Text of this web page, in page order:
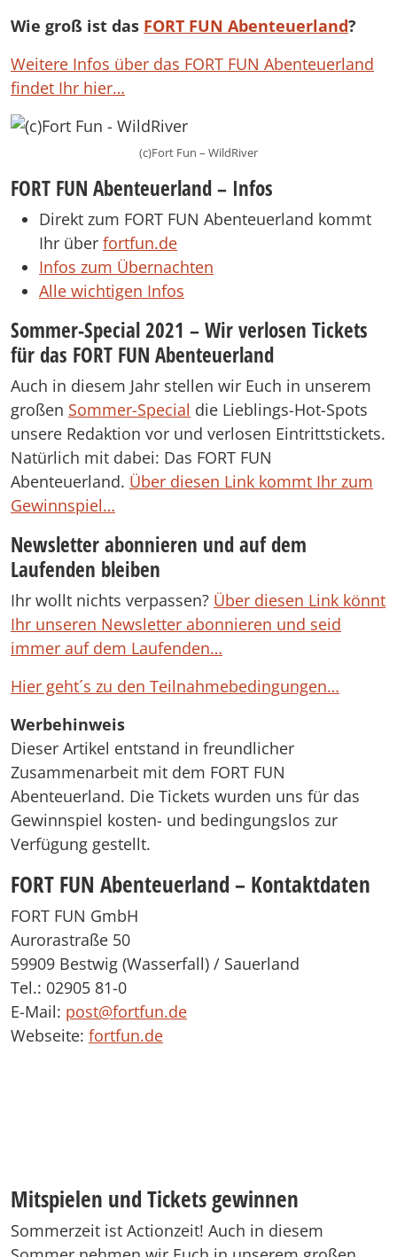
Wie groß ist das FORT FUN Abenteuerland?
Weitere Infos über das FORT FUN Abenteuerland
findet Ihr hier…
(c)Fort Fun – WildRiver
FORT FUN Abenteuerland – Infos
Direkt zum FORT FUN Abenteuerland kommt
Ihr über fortfun.de
Infos zum Übernachten
Alle wichtigen Infos
Sommer-Special 2021 – Wir verlosen Tickets
für das FORT FUN Abenteuerland
Auch in diesem Jahr stellen wir Euch in unserem
großen Sommer-Special die Lieblings-Hot-Spots
unsere Redaktion vor und verlosen Eintrittstickets.
Natürlich mit dabei: Das FORT FUN
Abenteuerland. Über diesen Link kommt Ihr zum
Gewinnspiel…
Newsletter abonnieren und auf dem
Laufenden bleiben
Ihr wollt nichts verpassen? Über diesen Link könnt
Ihr unseren Newsletter abonnieren und seid
immer auf dem Laufenden…
Hier geht´s zu den Teilnahmebedingungen…
Werbehinweis
Dieser Artikel entstand in freundlicher
Zusammenarbeit mit dem FORT FUN
Abenteuerland. Die Tickets wurden uns für das
Gewinnspiel kosten- und bedingungslos zur
Verfügung gestellt.
FORT FUN Abenteuerland – Kontaktdaten
FORT FUN GmbH
Aurorastraße 50
59909 Bestwig (Wasserfall) / Sauerland
Tel.: 02905 81-0
E-Mail: post@fortfun.de
Webseite: fortfun.de
Mitspielen und Tickets gewinnen
Sommerzeit ist Actionzeit! Auch in diesem